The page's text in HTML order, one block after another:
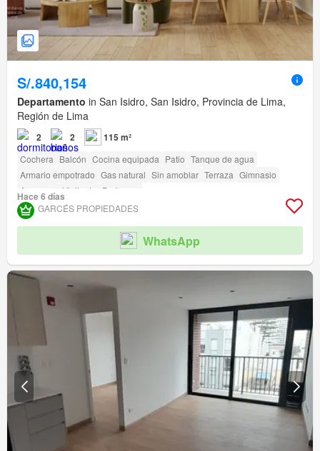
S/.840,154
Departamento in San Isidro, San Isidro, Provincia de Lima,
Región de Lima
2 2 115 m²
Cochera Balcón Cocina equipada Patio Tanque de agua
Armario empotrado Gas natural Sin amoblar Terraza Gimnasio
Ascensor Vigilante
Barbacoa
Acceso para personas con discapacidad
Hace 6 días
GARCÉS PROPIEDADES
WhatsApp